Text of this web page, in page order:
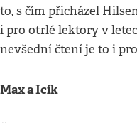
to, s čím přicházel
i pro otrlé lektory v
nevšední čtení je to i
Max a Icik